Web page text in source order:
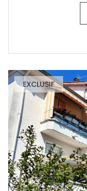
EXCLUSIF